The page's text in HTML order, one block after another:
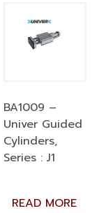
BA1009 –
Univer Guided
Cylinders,
Series : J1
READ MORE